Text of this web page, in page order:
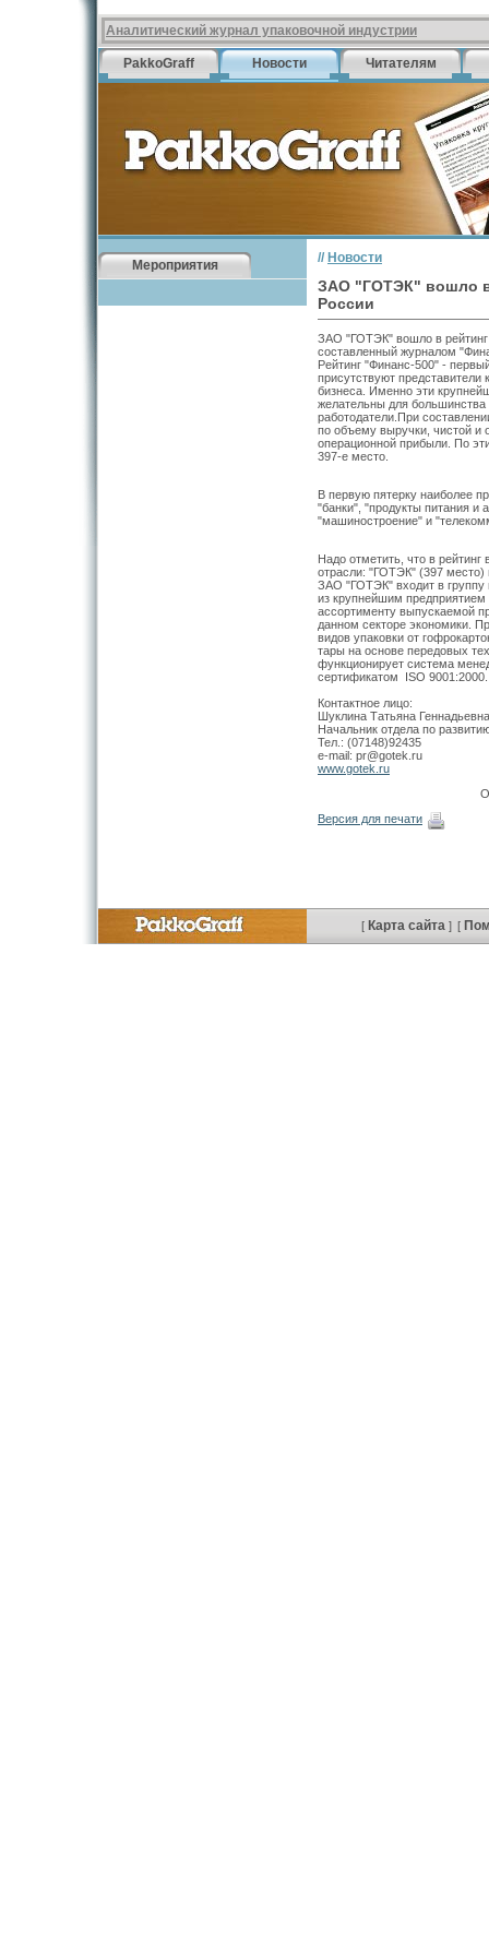
Аналитический журнал упаковочной индустрии
PakkoGraff Новости Читателям
Мероприятия // Новости
ЗАО "ГОТЭК" вошло в
России
ЗАО "ГОТЭК" вошло в рейтинг
составленный журналом
Рейтинг "Финанс-500" -
присутствуют представители
бизнеса. Именно эти
желательны для большинства
работодатели.При
по объему выручки, чистой и
операционной прибыли. По
397-е место.
В первую пятерку наиболее
"банки", "продукты питания и
"машиностроение" и
Надо отметить, что в
отрасли: "ГОТЭК" (397 место)
ЗАО "ГОТЭК" входит в группу
из крупнейшим
ассортименту выпускаемой
данном секторе экономики.
видов упаковки от
тары на основе передовых
функционирует система
сертификатом ISO 9001:2000.
Контактное лицо:
Шуклина Татьяна Геннадьевна
Начальник отдела по
Тел.: (07148)92435
e-mail: pr@gotek.ru
www.gotek.ru
Версия для печати
[ Карта сайта ] [